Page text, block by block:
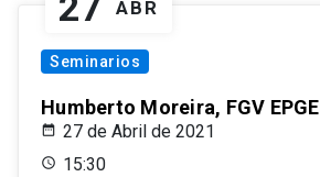
ABR
Seminarios
Humberto Moreira, FGV EPGE
27 de Abril de 2021
15:30